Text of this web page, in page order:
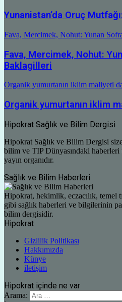
Yunanistan’da Oruç
Fava, Mercimek, Nohut: Yunan
Fava, Mercimek, Nohut:
Baklagilleri
Organik yumurtanın iklim maliyeti
Organik yumurtanın iklim
Hipokrat Sağlık ve Bilim Dergisi
Hipokrat Sağlık ve Bilim Dergisi
bilim ve TIP Dünyasındaki haberleri
yayın organıdır.
Sağlık ve Bilim Haberleri
Hipokrat, hekimlik, eczacılık, temel
gibi sağlık haberleri ve bilgilerinin
bilim dergisidir.
Hipokrat
Gizlilik Politikası
Hakkımızda
Künye
iletişim
Hipokrat içinde ne var
Arama: